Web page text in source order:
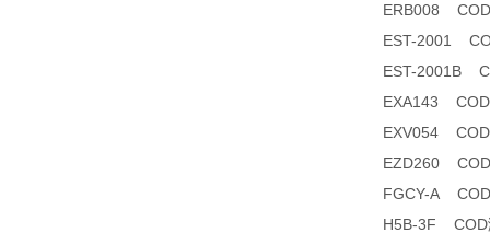
ERB008 COD
EST-2001
EST-2001B
EXA143 COD
EXV054 COD
EZD260
FGCY-A
H5B-3F COD